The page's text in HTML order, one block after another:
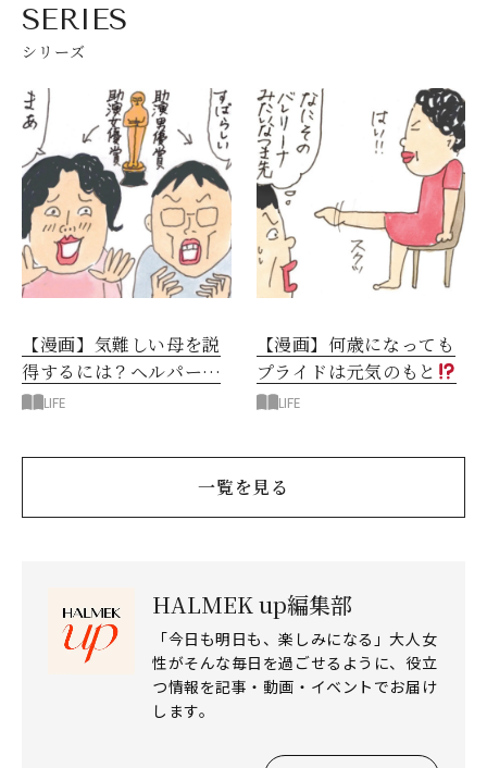
SERIES
シリーズ
【漫画】気難しい母を説
得するには？ヘルパーさ
んと今後の方針を決める
LIFE
【漫画】何歳になっても
プライドは元気のもと
介護認定の魔法にかかる
LIFE
一覧を見る
HALMEK up編集部
「今日も明日も、楽しみになる」大人女
性がそんな毎日を過ごせるように、役立
つ情報を記事・動画・イベントでお届け
します。